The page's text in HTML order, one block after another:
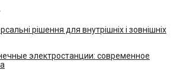
рішення для внутрішніх і зовнішніх
электростанции: современное